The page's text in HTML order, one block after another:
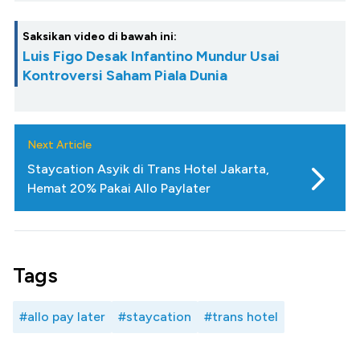
Saksikan video di bawah ini:
Luis Figo Desak Infantino Mundur Usai
Kontroversi Saham Piala Dunia
Next Article
Staycation Asyik di Trans Hotel Jakarta,
Hemat 20% Pakai Allo Paylater
Tags
#allo pay later #staycation #trans hotel